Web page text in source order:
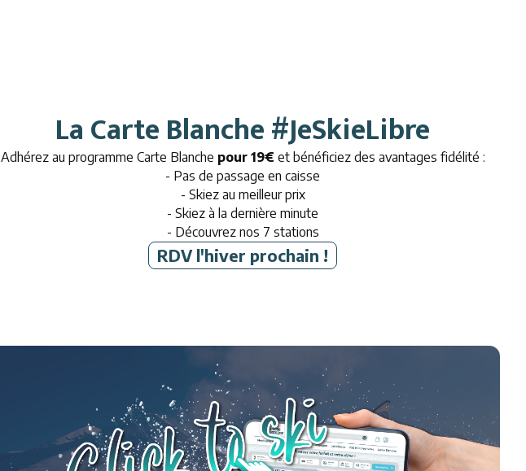
La Carte Blanche #JeSkieLibre
Adhérez au programme Carte Blanche pour 19€ et bénéficiez des avantages fidélité :
- Pas de passage en caisse
- Skiez au meilleur prix
- Skiez à la dernière minute
- Découvrez nos 7 stations
RDV l'hiver prochain !